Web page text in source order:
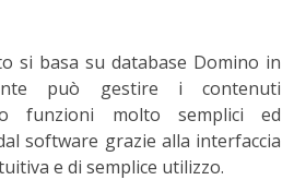
si basa su database Domino in
può gestire i contenuti
funzioni molto semplici ed
software grazie alla interfaccia
e di semplice utilizzo.